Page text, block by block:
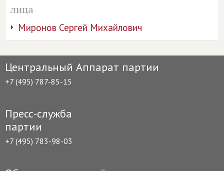
лица
Миронов Сергей Михайлович
Центральный Аппарат партии
+7 (495) 787-85-15
Пресс-служба
партии
+7 (495) 783-98-03